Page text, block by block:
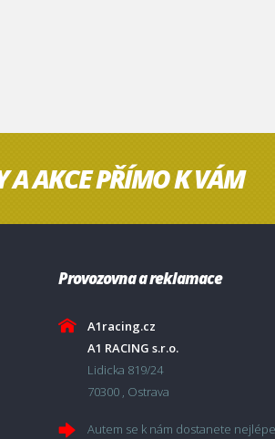
A AKCE PŘÍMO K VÁM
Provozovna a reklamace
A1racing.cz
A1 RACING s.r.o.
Lidicka 819/24
70300 , Ostrava
Autem se k nám dostanete